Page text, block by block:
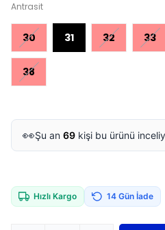
Antrasit
30 31 32 33
38
👀Şu an 69 kişi bu ürünü
Hızlı Kargo 14 Gün İade